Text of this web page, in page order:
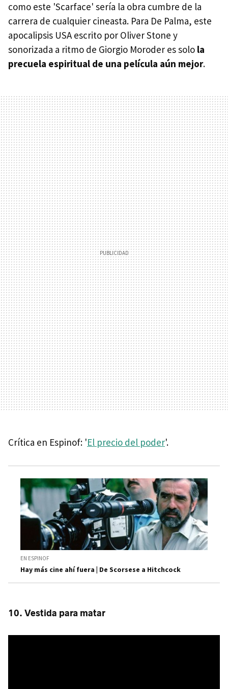
como este 'Scarface' sería la obra cumbre de la
carrera de cualquier cineasta. Para De Palma, este
apocalipsis USA escrito por Oliver Stone y
sonorizada a ritmo de Giorgio Moroder es solo la
precuela espiritual de una película aún mejor.
Crítica en Espinof: 'El precio del poder'.
EN ESPINOF
Hay más cine ahí fuera | De Scorsese a Hitchcock
10. Vestida para matar